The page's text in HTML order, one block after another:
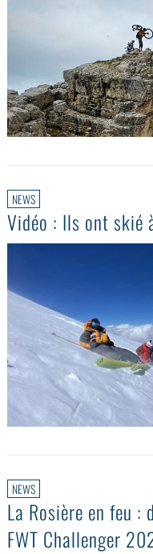
NEWS
Vidéo : Ils ont skié
NEWS
La Rosière en feu
FWT Challenger